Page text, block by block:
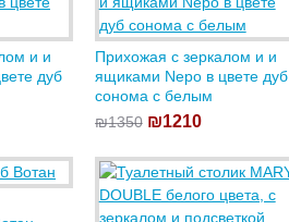
и и
дуб
Прихожая с зеркалом и и
ящиками Nepo в цвете дуб
сонома с белым
₪1350 ₪1210